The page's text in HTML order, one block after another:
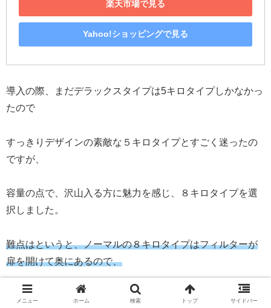
楽天市場で見る
Yahoo!ショッピングで見る
導入の際、まだデラックスタイプは5キロタイプしかなかっ
たので
すっきりデザインの素敵な５キロタイプとすごく迷ったの
ですが、
容量の点で、沢山入る方に魅力を感じ、８キロタイプを選
択しました。
難点はというと、ノーマルの８キロタイプはフィルターが
扉を開けて奥にあるので、
毎回、台の上に乗っての作業になることです。
メニュー ホーム 検索 トップ サイドバー